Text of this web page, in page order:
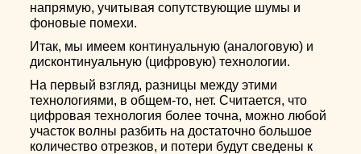
напрямую, учитывая сопутствующие шумы и
фоновые помехи.
Итак, мы имеем континуальную (аналоговую) и
дисконтинуальную (цифровую) технологии.
На первый взгляд, разницы между этими
технологиями, в общем-то, нет. Считается, что
цифровая технология более точна, можно любой
участок волны разбить на достаточно большое
количество отрезков, и потери будут сведены к